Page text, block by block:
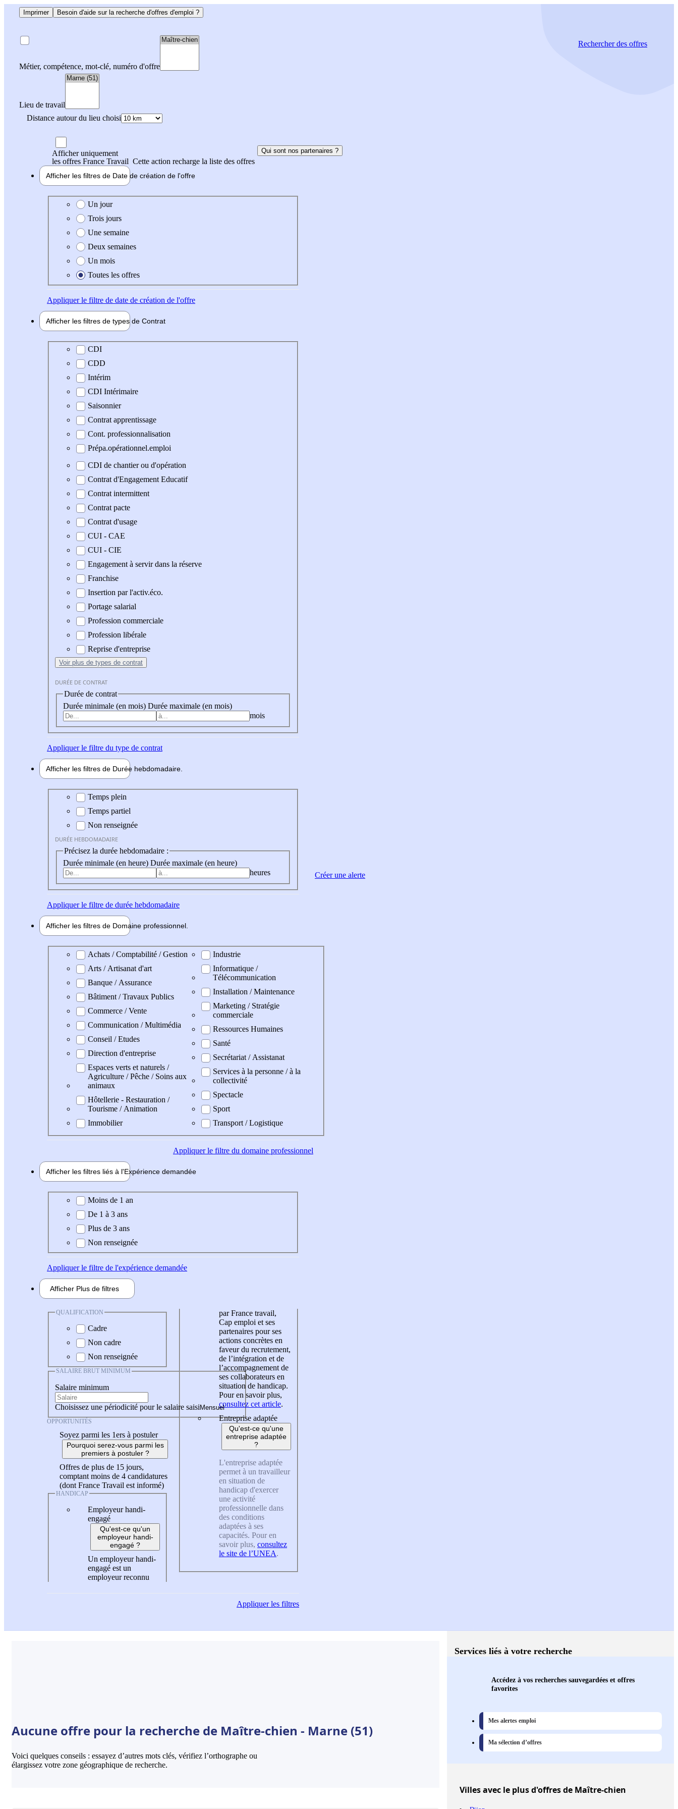
Imprimer Besoin d'aide sur la recherche d'offres d'emploi ?
Métier, compétence, mot-clé, numéro d'offre
Lieu de travail
Distance autour du lieu choisi
Rechercherdes offres
Afficher uniquement
les offres France Travail Cette action recharge la liste des offres
Qui sont nos partenaires ?
Afficher les filtres de Date de création de l'offre
Date de création de l'offre
Un jour
Trois jours
Une semaine
Deux semaines
Un mois
Toutes les offres
Appliquerle filtre de date de création de l'offre
Afficher les filtres de types de Contrat
Type de contrat
CDI
CDD
Intérim
CDI Intérimaire
Saisonnier
Contrat apprentissage
Cont. professionnalisation
Prépa.opérationnel.emploi
CDI de chantier ou d'opération
Contrat d'Engagement Educatif
Contrat intermittent
Contrat pacte
Contrat d'usage
CUI - CAE
CUI - CIE
Engagement à servir dans la réserve
Franchise
Insertion par l'activ.éco.
Portage salarial
Profession commerciale
Profession libérale
Reprise d'entreprise
Voir plus de types de contrat
DURÉE DE CONTRAT
Durée de contrat
Durée minimale (en mois) Durée maximale (en mois)
mois
Appliquerle filtre du type de contrat
Afficher les filtres de Durée hebdomadaire
Durée hebdomadaire
Temps plein
Temps partiel
Non renseignée
DURÉE HEBDOMADAIRE
Précisez la durée hebdomadaire :
Durée minimale (en heure) Durée maximale (en heure)
heures
Appliquerle filtre de durée hebdomadaire
Afficher les filtres de Domaine professionnel
Domaine professionel
Achats / Comptabilité / Gestion
Arts / Artisanat d'art
Banque / Assurance
Bâtiment / Travaux Publics
Commerce / Vente
Communication / Multimédia
Conseil / Etudes
Direction d'entreprise
Espaces verts et naturels /
Agriculture / Pêche / Soins aux
animaux
Hôtellerie - Restauration /
Tourisme / Animation
Immobilier
Industrie
Informatique /
Télécommunication
Installation / Maintenance
Marketing / Stratégie
commerciale
Ressources Humaines
Santé
Secrétariat / Assistanat
Services à la personne / à la
collectivité
Spectacle
Sport
Transport / Logistique
Appliquerle filtre du domaine professionnel
Afficher les filtres liés à l'Expérience demandée
Expérience demandée
Moins de 1 an
De 1 à 3 ans
Plus de 3 ans
Non renseignée
Appliquerle filtre de l'expérience demandée
Afficher Plus de filtres
QUALIFICATION
Cadre
Non cadre
Non renseignée
SALAIRE BRUT MINIMUM
Salaire minimum
Choisissez une périodicité pour le salaire saisi
OPPORTUNITÉS
Soyez parmi les 1ers à postuler
Pourquoi serez-vous parmi les
premiers à postuler ?
Offres de plus de 15 jours,
comptant moins de 4 candidatures
(dont France Travail est informé)
HANDICAP
Employeur handi-
engagé
Qu'est-ce qu'un
employeur handi-
engagé ?
Un employeur handi-
engagé est un
employeur reconnu
par France travail,
Cap emploi et ses
partenaires pour ses
actions concrètes en
faveur du recrutement,
de l’intégration et de
l’accompagnement de
ses collaborateurs en
situation de handicap.
Pour en savoir plus,
consultez cet article.
Entreprise adaptée
Qu'est-ce qu'une
entreprise adaptée
?
L'entreprise adaptée
permet à un travailleur
en situation de
handicap d'exercer
une activité
professionnelle dans
des conditions
adaptées à ses
capacités. Pour en
savoir plus, consultez
le site de l’UNEA.
Appliquerles filtres
Créer une alerte
Aucune offre pour la recherche de Maître-chien - Marne (51)
Voici quelques conseils : essayez d’autres mots clés, vérifiez l’orthographe ou
élargissez votre zone géographique de recherche.
Services liés à votre recherche
Accédez à vos recherches sauvegardées et offres
favorites
Mes alertes emploi
Ma sélection d’offres
Villesavec le plus d'offres de Maître-chien